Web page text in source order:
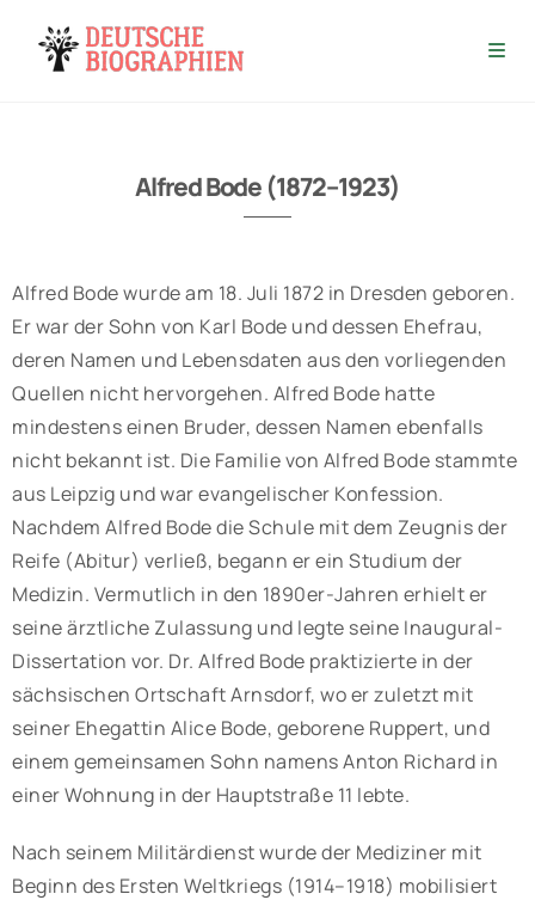
Alfred Bode (1872–1923)
Alfred Bode wurde am 18. Juli 1872 in Dresden geboren.
Er war der Sohn von Karl Bode und dessen Ehefrau,
deren Namen und Lebensdaten aus den vorliegenden
Quellen nicht hervorgehen. Alfred Bode hatte
mindestens einen Bruder, dessen Namen ebenfalls
nicht bekannt ist. Die Familie von Alfred Bode stammte
aus Leipzig und war evangelischer Konfession.
Nachdem Alfred Bode die Schule mit dem Zeugnis der
Reife (Abitur) verließ, begann er ein Studium der
Medizin. Vermutlich in den 1890er-Jahren erhielt er
seine ärztliche Zulassung und legte seine Inaugural-
Dissertation vor. Dr. Alfred Bode praktizierte in der
sächsischen Ortschaft Arnsdorf, wo er zuletzt mit
seiner Ehegattin Alice Bode, geborene Ruppert, und
einem gemeinsamen Sohn namens Anton Richard in
einer Wohnung in der Hauptstraße 11 lebte.
Nach seinem Militärdienst wurde der Mediziner mit
Beginn des Ersten Weltkriegs (1914–1918) mobilisiert